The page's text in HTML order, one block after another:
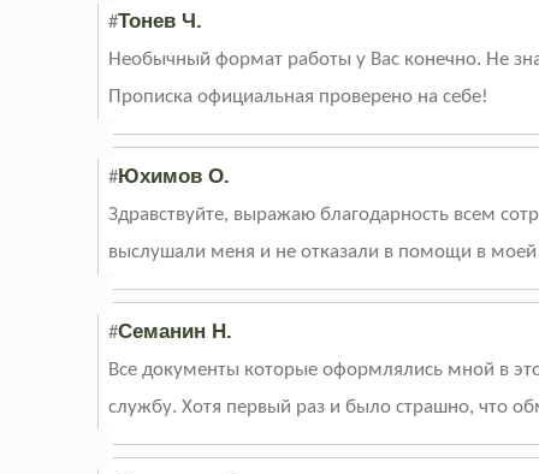
#Тонев Ч.
Необычный формат работы у Вас конечно. Не
Прописка официальная проверено на себе!
#Юхимов О.
Здравствуйте, выражаю благодарность всем
выслушали меня и не отказали в помощи в моей
#Семанин Н.
Все документы которые оформлялись мной в
службу. Хотя первый раз и было страшно, что